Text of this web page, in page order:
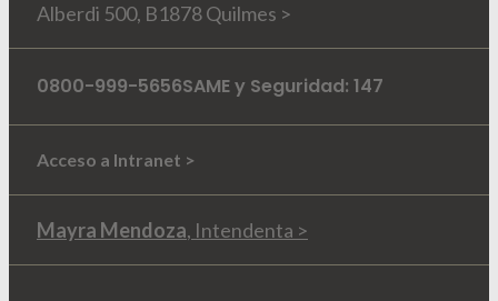
Alberdi 500, B1878 Quilmes >
0800-999-5656SAME y Seguridad: 147
Acceso a Intranet >
Mayra Mendoza, Intendenta >